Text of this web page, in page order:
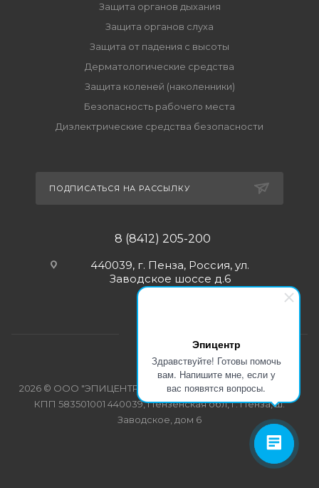
Эпицентр
Здравствуйте! Готовы помочь
вам. Напишите мне, если у
вас появятся вопросы.
Защита органов дыхания
Защита органов слуха
Защита от падения с высоты
Дерматологические средства
Защита коленей (наколенники)
Безопасность рабочего места
Диэлектрические средства безопасности
ПОДПИСАТЬСЯ НА РАССЫЛКУ
8 (8412) 205-200
440039, г. Пенза, Россия, ул.
Заводское шоссе д.6
2026 © ООО "ЭПИЦЕНТР-СПЕЦОДЕЖДА" ИНН 5835103358
КПП 583501001 440039, Пензенская обл, г. Пенза, ш.
Заводское, дом 6